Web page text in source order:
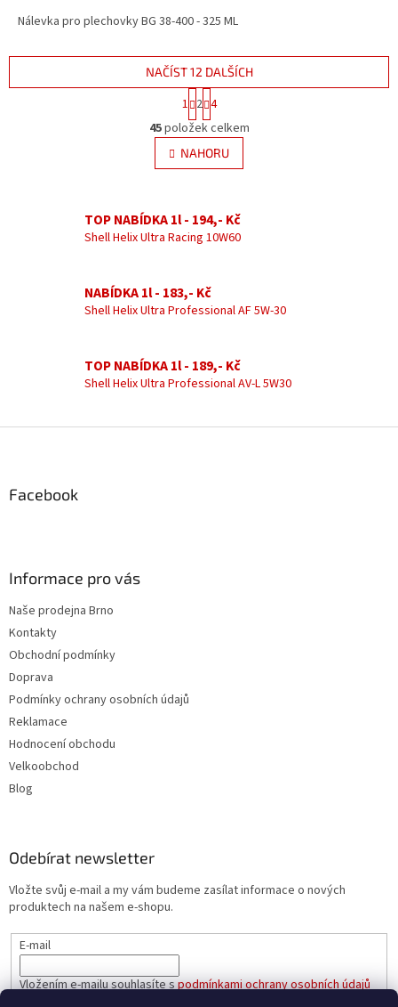
z
hvězdiček.
Nálevka pro plechovky BG 38-400 - 325 ML
O
v
l
á
c
í
v
k
p
i
u
NAČÍST 12 DALŠÍCH
S
t
r
á
n
k
á
n
í
1 2 4
45položek celkem
NAHORU
TOP NABÍDKA 1l - 194,- Kč
Shell Helix Ultra Racing 10W60
NABÍDKA 1l - 183,- Kč
Shell Helix Ultra Professional AF 5W-30
TOP NABÍDKA 1l - 189,- Kč
Shell Helix Ultra Professional AV-L 5W30
Facebook
Informace pro vás
Naše prodejna Brno
Kontakty
Obchodní podmínky
Doprava
Podmínky ochrany osobních údajů
Reklamace
Hodnocení obchodu
Velkoobchod
Blog
Odebírat newsletter
Vložte svůj e-mail a my vám budeme zasílat informace o nových
produktech na našem e-shopu.
E-mail
Vložením e-mailu souhlasíte spodmínkami ochrany osobních údajů